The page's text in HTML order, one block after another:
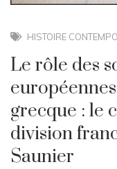
HISTOIRE
Le rôle des
grecque : le
division
Saunier